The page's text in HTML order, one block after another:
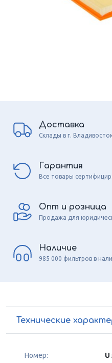
Доставка
Склады в г.
Гарантия
Все товары
Опт и розница
Продажа для
Наличие
985 000 фильтров в
Технические
Номер: U